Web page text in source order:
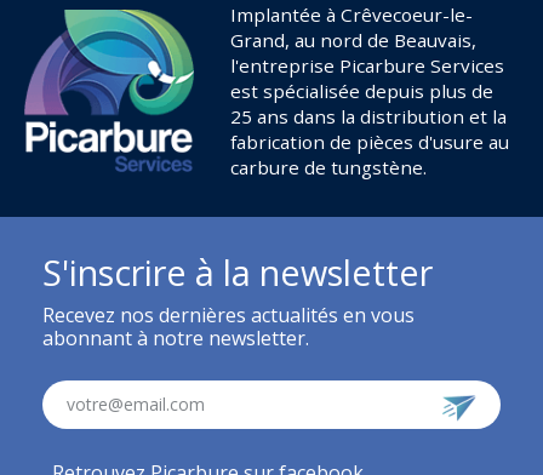
Implantée à Crêvecoeur-le-
Grand, au nord de Beauvais,
l'entreprise Picarbure Services
est spécialisée depuis plus de
25 ans dans la distribution et la
fabrication de pièces d'usure au
carbure de tungstène.
S'inscrire à la newsletter
Recevez nos dernières actualités en vous
abonnant à notre newsletter.
votre@email.com